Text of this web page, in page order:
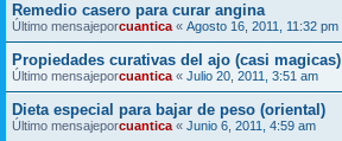
Remedio casero para curar angina
Último mensajeporcuantica « Agosto 16, 2011, 11:32 pm
Propiedades curativas del ajo (casi magicas)
Último mensajeporcuantica « Julio 20, 2011, 3:51 am
Dieta especial para bajar de peso (oriental)
Último mensajeporcuantica « Junio 6, 2011, 4:59 am